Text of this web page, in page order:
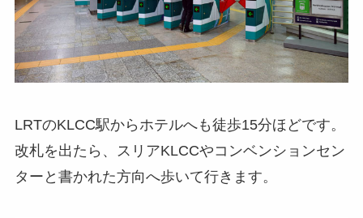
LRTのKLCC駅からホテルへも徒歩15分ほどです。
改札を出たら、スリアKLCCやコンベンションセン
ターと書かれた方向へ歩いて行きます。